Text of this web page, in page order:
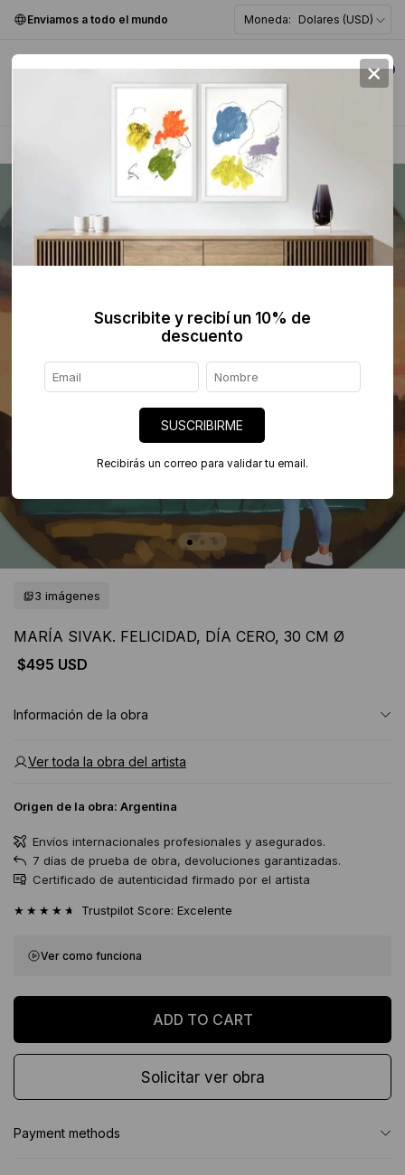
Enviamos a todo el mundo Moneda: Dolares (USD)
0
3 imágenes
MARÍA SIVAK. FELICIDAD, DÍA CERO, 30 CM Ø
$495 USD
Información de la obra
Ver toda la obra del artista
Origen de la obra: Argentina
Envíos internacionales profesionales y asegurados.
7 días de prueba de obra, devoluciones garantizadas.
Certificado de autenticidad firmado por el artista
★★★★★ Trustpilot Score: Excelente
Ver como funciona
Solicitar ver obra
Payment methods
×
Suscribite y recibí un 10% de
descuento
SUSCRIBIRME
Recibirás un correo para validar tu email.